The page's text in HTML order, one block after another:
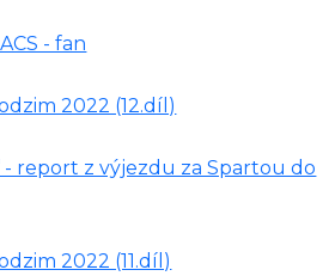
- fan
2022 (12.díl)
- report z výjezdu za Spartou do
2022 (11.díl)